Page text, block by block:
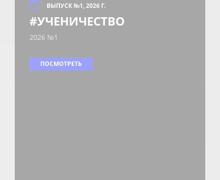
ВЫПУСК №1, 2026 Г.
#УЧЕНИЧЕСТВО
2026 №1
ПОСМОТРЕТЬ